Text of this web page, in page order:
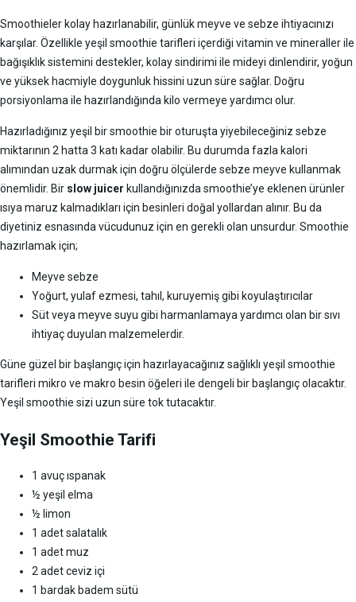
Smoothieler kolay hazırlanabilir, günlük meyve ve sebze ihtiyacınızı
karşılar. Özellikle yeşil smoothie tarifleri içerdiği vitamin ve mineraller ile
bağışıklık sistemini destekler, kolay sindirimi ile mideyi dinlendirir, yoğun
ve yüksek hacmiyle doygunluk hissini uzun süre sağlar. Doğru
porsiyonlama ile hazırlandığında kilo vermeye yardımcı olur.
Hazırladığınız yeşil bir smoothie bir oturuşta yiyebileceğiniz sebze
miktarının 2 hatta 3 katı kadar olabilir. Bu durumda fazla kalori
alımından uzak durmak için doğru ölçülerde sebze meyve kullanmak
önemlidir. Bir slow juicer kullandığınızda smoothie’ye eklenen ürünler
ısıya maruz kalmadıkları için besinleri doğal yollardan alınır. Bu da
diyetiniz esnasında vücudunuz için en gerekli olan unsurdur. Smoothie
hazırlamak için;
Meyve sebze
Yoğurt, yulaf ezmesi, tahıl, kuruyemiş gibi koyulaştırıcılar
Süt veya meyve suyu gibi harmanlamaya yardımcı olan bir sıvı
ihtiyaç duyulan malzemelerdir.
Güne güzel bir başlangıç için hazırlayacağınız sağlıklı yeşil smoothie
tarifleri mikro ve makro besin öğeleri ile dengeli bir başlangıç olacaktır.
Yeşil smoothie sizi uzun süre tok tutacaktır.
Yeşil Smoothie Tarifi
1 avuç ıspanak
½ yeşil elma
½ limon
1 adet salatalık
1 adet muz
2 adet ceviz içi
1 bardak badem sütü